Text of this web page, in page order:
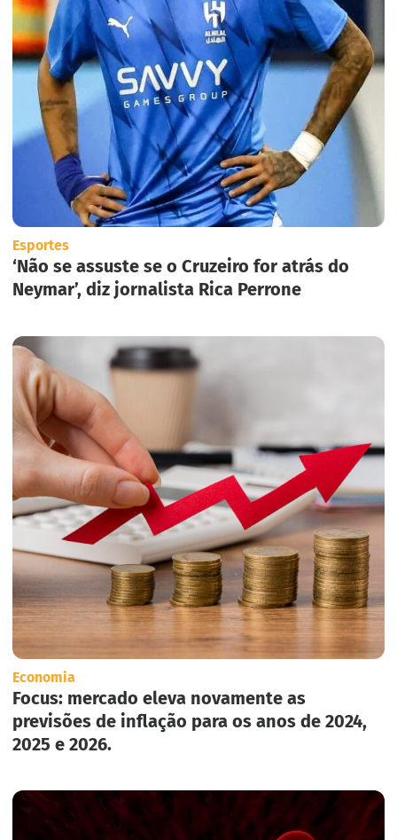
Esportes
‘Não se assuste se o Cruzeiro for atrás do
Neymar’, diz jornalista Rica Perrone
Economia
Focus: mercado eleva novamente as
previsões de inflação para os anos de 2024,
2025 e 2026.